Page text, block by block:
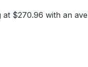
$270.96 with an